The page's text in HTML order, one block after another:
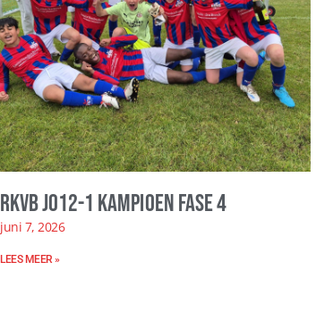
RKVB JO12-1 kampioen fase 4
juni 7, 2026
LEES MEER »